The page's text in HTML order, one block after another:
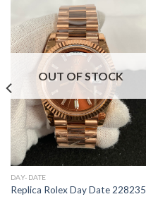
OUT OF STOCK
DAY-DATE
Replica Rolex Day Date 228235